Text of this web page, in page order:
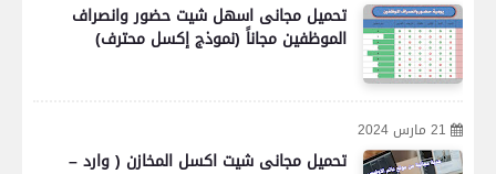
تحميل مجانى اسهل شيت حضور وانصراف
الموظفين مجاناً (نموذج إكسل محترف)
21 مارس 2024
تحميل مجانى شيت اكسل المخازن ( وارد –